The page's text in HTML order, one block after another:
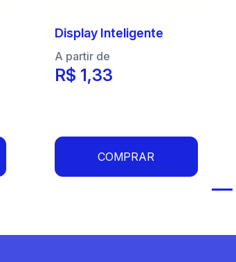
Display Inteligente
A partir de
R$ 1,33
COMPRAR